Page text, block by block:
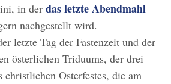
in der das letzte Abendmahl
nachgestellt wird.
letzte Tag der Fastenzeit und der
österlichen Triduums, der drei
christlichen Osterfestes, die am